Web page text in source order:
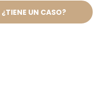
¿TIENE UN CASO?